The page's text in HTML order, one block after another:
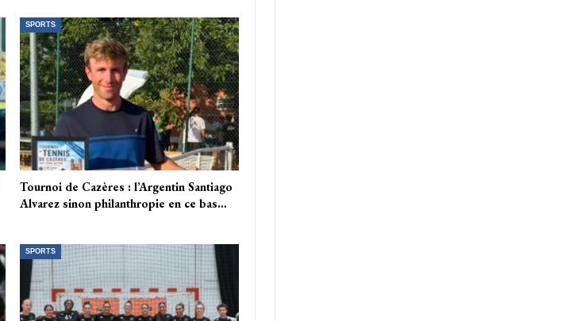
SPORTS
Tournoi de Cazères : l’Argentin Santiago
Alvarez sinon philanthropie en ce bas…
SPORTS